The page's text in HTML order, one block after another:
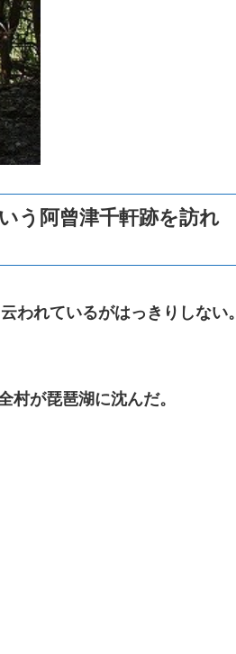
う阿曾津千軒跡を訪れ
われているがはっきりしない。
村が琵琶湖に沈んだ。